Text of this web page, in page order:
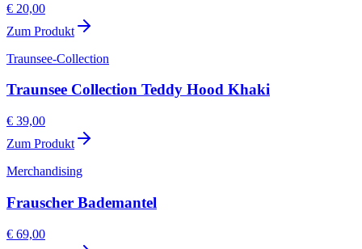
€ 20,00
Zum Produkt
Traunsee-Collection
Traunsee Collection Teddy Hood Khaki
€ 39,00
Zum Produkt
Merchandising
Frauscher Bademantel
€ 69,00